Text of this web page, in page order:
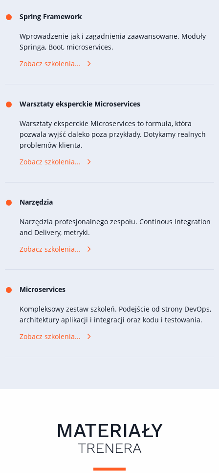
Spring Framework
Wprowadzenie jak i zagadnienia zaawansowane. Moduły
Springa, Boot, microservices.
Zobacz szkolenia...
Warsztaty eksperckie Microservices
Warsztaty eksperckie Microservices to formuła, która
pozwala wyjść daleko poza przykłady. Dotykamy realnych
problemów klienta.
Zobacz szkolenia...
Narzędzia
Narzędzia profesjonalnego zespołu. Continous Integration
and Delivery, metryki.
Zobacz szkolenia...
Microservices
Kompleksowy zestaw szkoleń. Podejście od strony DevOps,
architektury aplikacji i integracji oraz kodu i testowania.
Zobacz szkolenia...
MATERIAŁY
TRENERA